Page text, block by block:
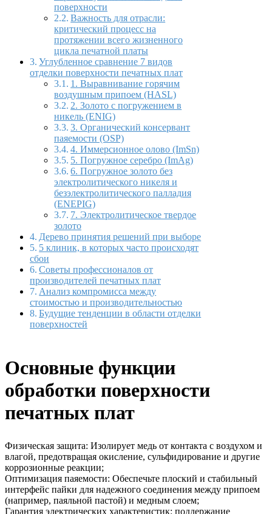
поверхности
Важность для отрасли:
критический процесс на
протяжении всего жизненного
цикла печатной платы
Углубленное сравнение 7 видов
отделки поверхности печатных плат
1. Выравнивание горячим
воздушным припоем (HASL)
2. Золото с погружением в
никель (ENIG)
3. Органический консервант
паяемости (OSP)
4. Иммерсионное олово (ImSn)
5. Погружное серебро (ImAg)
6. Погружное золото без
электролитического никеля и
безэлектролитического палладия
(ENEPIG)
7. Электролитическое твердое
золото
Дерево принятия решений при выборе
5 клиник, в которых часто происходят
сбои
Советы профессионалов от
производителей печатных плат
Анализ компромисса между
стоимостью и производительностью
Будущие тенденции в области отделки
поверхностей
Основные функции
обработки поверхности
печатных плат
Физическая защита: Изолирует медь от контакта с воздухом и
влагой, предотвращая окисление, сульфидирование и другие
коррозионные реакции;
Оптимизация паяемости: Обеспечьте плоский и стабильный
интерфейс пайки для надежного соединения между припоем
(например, паяльной пастой) и медным слоем;
Гарантия электрических характеристик: поддержание